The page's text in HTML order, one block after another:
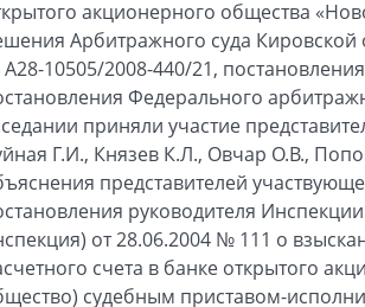
акционерного общества
Арбитражного суда Кировской
10505/2008-440/21,
Федерального
приняли участие
Г.И., Князев К.Л., Овчар О.В.,
представителей
руководителя
от 28.06.2004 № 111 о
счета в банке открытого
судебным приставом-